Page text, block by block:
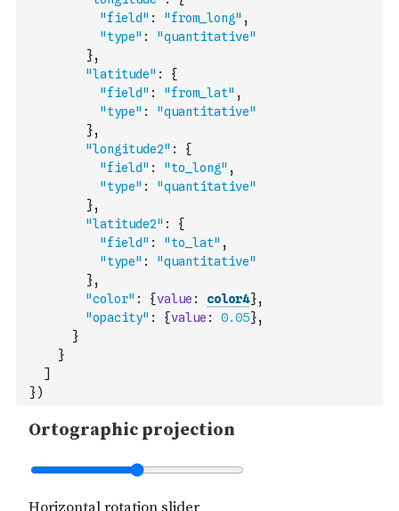
"field" : "from_long" ,
"type" :
"quantitative"
},
"latitude" :
{
"field" : "from_lat" ,
"type" :
"quantitative"
},
"longitude2" :
{
"field" : "to_long" ,
"type" :
"quantitative"
},
"latitude2" :
{
"field" : "to_lat" ,
"type" :
"quantitative"
},
"color" : {value : color4},
"opacity" : {value : 0.05},
}
}
]
})